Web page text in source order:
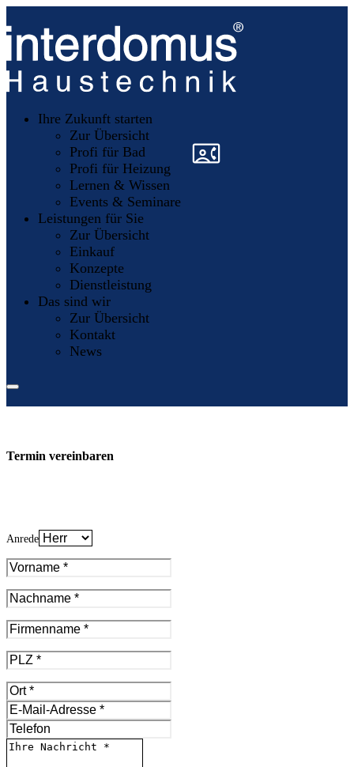
Ihre Zukunft starten
Zur Übersicht
Profi für Bad
Profi für Heizung
Lernen & Wissen
Events & Seminare
Leistungen für Sie
Zur Übersicht
Einkauf
Konzepte
Dienstleistung
Das sind wir
Zur Übersicht
Kontakt
News
»
Termin vereinbaren
Anrede